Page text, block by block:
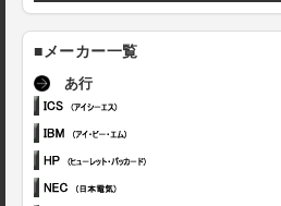
■メーカー一覧
あ行